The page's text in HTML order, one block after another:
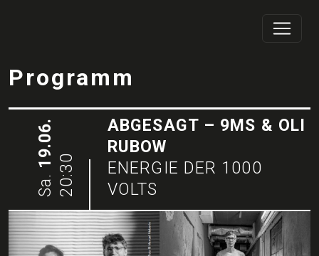
Programm
Sa.
19.06.
20:30
ABGESAGT – 9MS & OLI
RUBOW
ENERGIE DER 1000
VOLTS